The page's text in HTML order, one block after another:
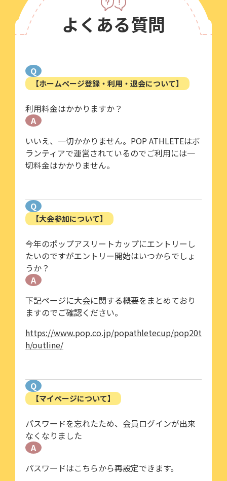
よくある質問
Q
【ホームページ登録・利用・退会について】
利用料金はかかりますか？
A
いいえ、一切かかりません。POP ATHLETEはボ
ランティアで運営されているのでご利用には一
切料金はかかりません。
Q
【大会参加について】
今年のポップアスリートカップにエントリーし
たいのですがエントリー開始はいつからでしょ
うか？
A
下記ページに大会に関する概要をまとめており
ますのでご確認ください。
https://www.pop.co.jp/popathletecup/pop20t
h/outline/
Q
【マイページについて】
パスワードを忘れたため、会員ログインが出来
なくなりました
A
パスワードはこちらから再設定できます。